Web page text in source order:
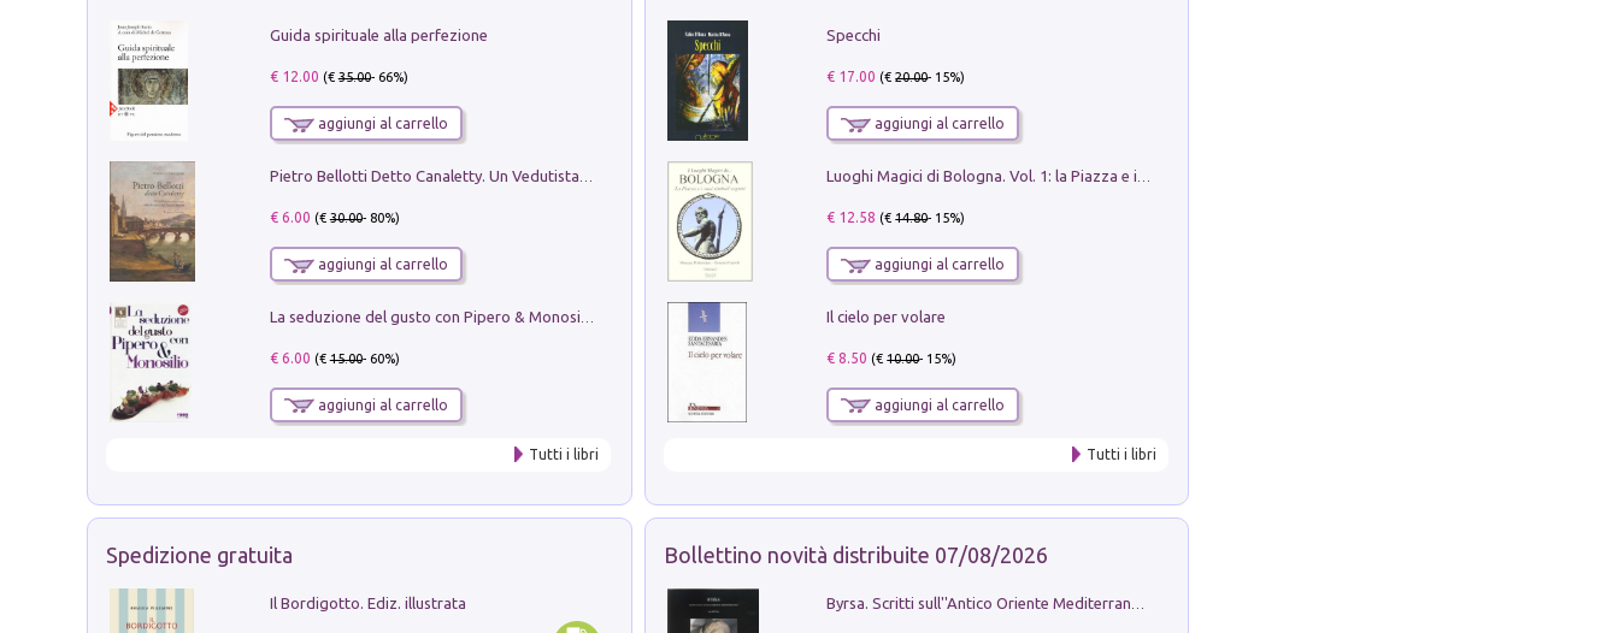
Guida spirituale alla perfezione
€ 12.00 (€35.00- 66%)
aggiungi al carrello
€ 6.00 (€30.00- 80%)
aggiungi al carrello
€ 6.00 (€15.00- 60%)
aggiungi al carrello
Tutti i libri
Specchi
€ 17.00 (€20.00- 15%)
aggiungi al carrello
€ 12.58 (€14.80- 15%)
aggiungi al carrello
Il cielo per volare
€ 8.50 (€10.00- 15%)
aggiungi al carrello
Tutti i libri
Spedizione gratuita
Il Bordigotto. Ediz. illustrata
Bollettino novità distribuite 07/08/2026